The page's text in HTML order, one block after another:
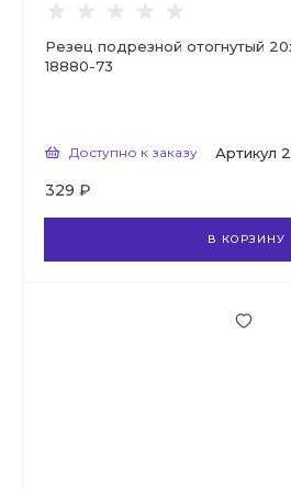
Резец подрезной отогнутый
18880-73
Доступно к заказу Артикул
329 ₽
В КОРЗИНУ